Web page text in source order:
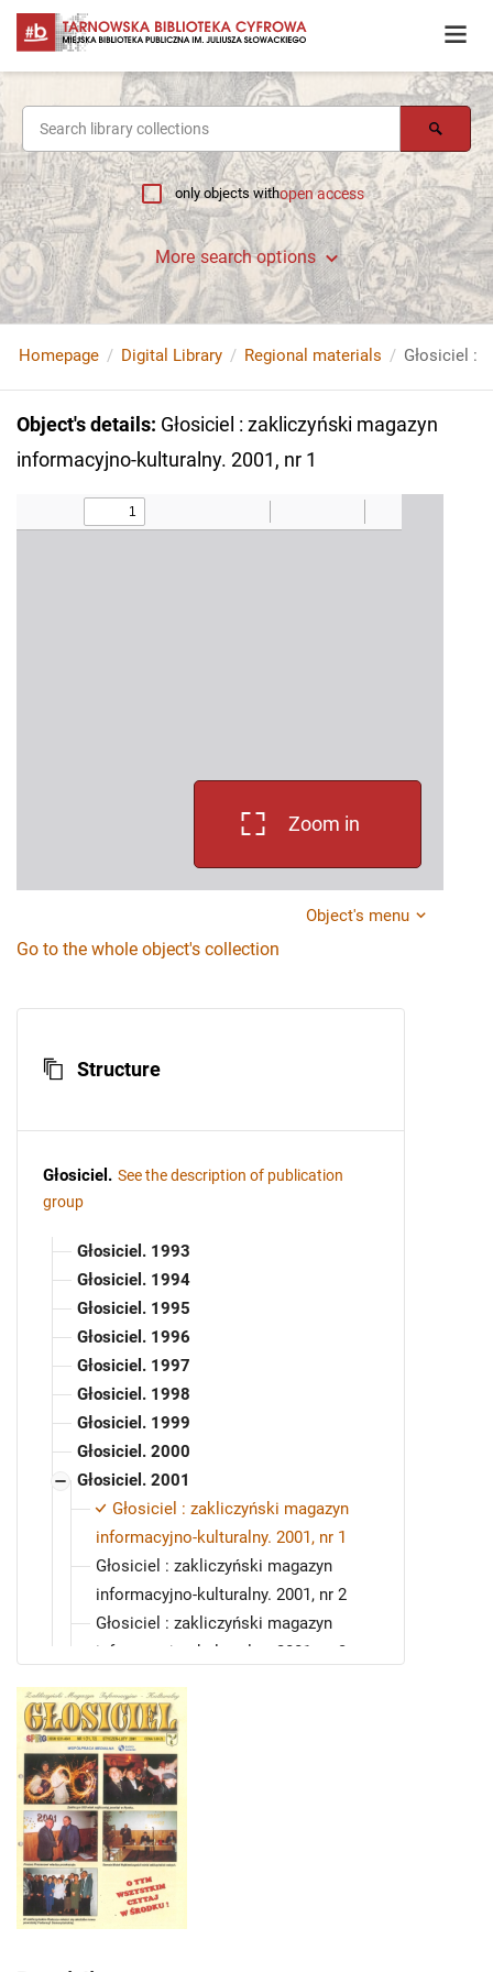
only objects withopen access
More search options
Homepage Digital Library Regional materials
Object's details: Głosiciel : zakliczyński magazyn
informacyjno-kulturalny. 2001, nr 1
Zoom in
Object's menu
Go to the whole object's collection
Structure
Głosiciel . See the description of publication
group
Głosiciel. 1993
Głosiciel. 1994
Głosiciel. 1995
Głosiciel. 1996
Głosiciel. 1997
Głosiciel. 1998
Głosiciel. 1999
Głosiciel. 2000
Głosiciel. 2001
Głosiciel : zakliczyński magazyn
informacyjno-kulturalny. 2001, nr 1
Głosiciel : zakliczyński magazyn
informacyjno-kulturalny. 2001, nr 2
Głosiciel : zakliczyński magazyn
informacyjno-kulturalny. 2001, nr 3
informacyjno-kulturalny. 2001, nr 4
Głosiciel : zakliczyński magazyn
informacyjno-kulturalny. 2001, nr 5
Głosiciel : zakliczyński magazyn
informacyjno-kulturalny. 2001, nr 6-7
Głosiciel : zakliczyński magazyn
informacyjno-kulturalny. 2001, nr 8
Głosiciel : zakliczyński magazyn